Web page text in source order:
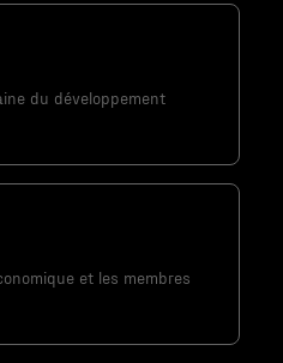
du développement
et les membres
augmentez les
voir du